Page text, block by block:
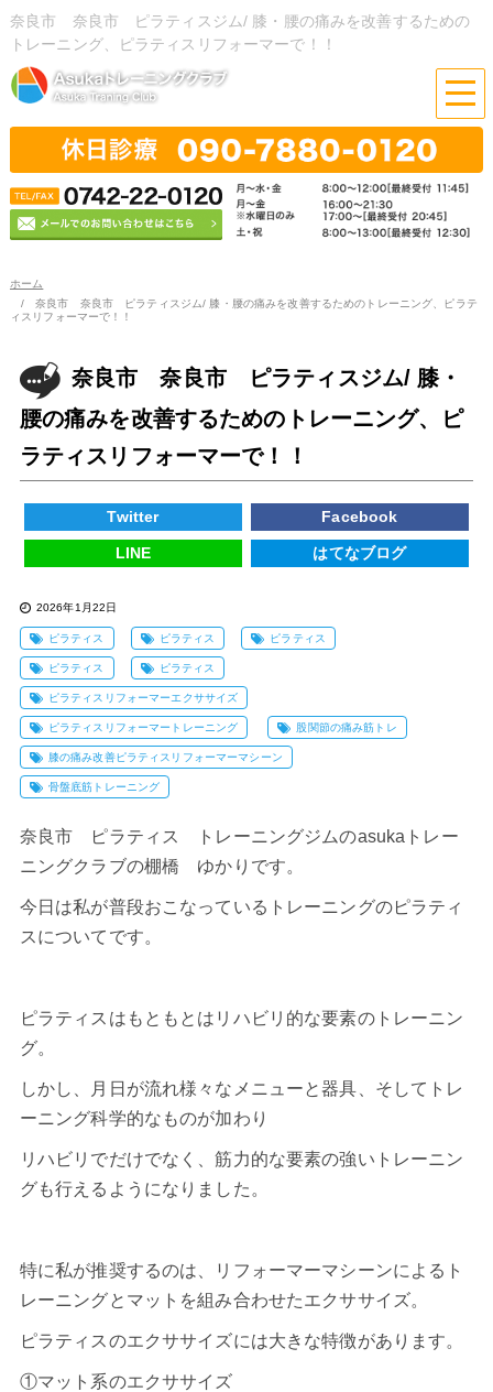
奈良市 奈良市 ピラティスジム/ 膝・腰の痛みを改善するための
トレーニング、ピラティスリフォーマーで！！
ホーム
奈良市 奈良市 ピラティスジム/ 膝・腰の痛みを改善するためのトレーニング、ピラテ
ィスリフォーマーで！！
奈良市 奈良市 ピラティスジム/ 膝・
腰の痛みを改善するためのトレーニング、ピ
ラティスリフォーマーで！！
Twitter Facebook
LINE はてなブログ
2026年1月22日
ピラティス ピラティス ピラティス
ピラティス ピラティス
ピラティスリフォーマーエクササイズ
ピラティスリフォーマートレーニング 股関節の痛み筋トレ
膝の痛み改善ピラティスリフォーマーマシーン
骨盤底筋トレーニング
奈良市 ピラティス トレーニングジムのasukaトレー
ニングクラブの棚橋 ゆかりです。
今日は私が普段おこなっているトレーニングのピラティ
スについてです。
ピラティスはもともとはリハビリ的な要素のトレーニン
グ。
しかし、月日が流れ様々なメニューと器具、そしてトレ
ーニング科学的なものが加わり
リハビリでだけでなく、筋力的な要素の強いトレーニン
グも行えるようになりました。
特に私が推奨するのは、 リフォーマーマシーンによるト
レーニングとマットを組み合わせたエクササイズ。
ピラティス のエクササイズには大きな特徴があります。
①マット系のエクササイズ